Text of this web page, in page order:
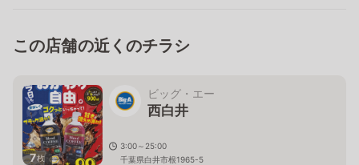
この店舗の近くのチラシ
7枚
ビッグ・エー
西白井
3:00～25:00
千葉県白井市根1965-5